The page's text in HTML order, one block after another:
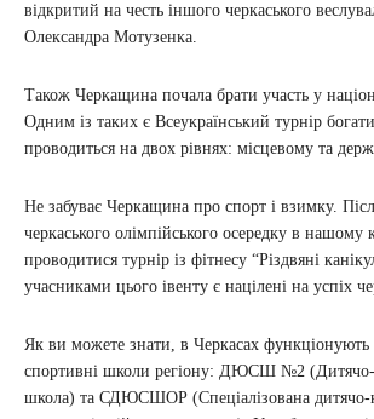
відкритий на честь іншого черкаського
Олександра Мотузенка.
Також Черкащина почала брати участь у
Одним із таких є Всеукраїнський турнір
проводиться на двох рівнях: місцевому та
Не забуває Черкащина про спорт і взимку.
черкаського олімпійського осередку в нашому
проводитися турнір із фітнесу “Різдвяні
учасниками цього івенту є націлені на успіх
Як ви можете знати, в Черкасах функціонують
спортивні школи регіону: ДЮСШ №2 (Дитячо-
школа) та СДЮСШОР (Спеціалізована дитячо-